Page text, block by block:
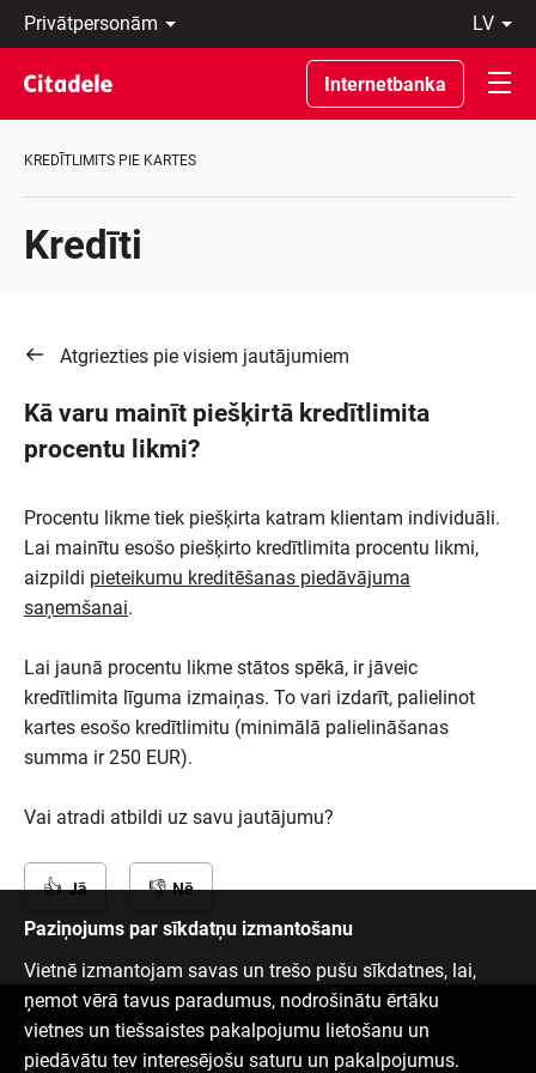
Privātpersonām
Uzņēmumiem
Private
Banking
Par
C
lv
Latviski
По-
русски
In
Internetbanka
KREDĪTLIMITS PIE KARTES
Kredīti
Atgriezties pie visiem jautājumiem
Kā varu mainīt piešķirtā kredītlimita
procentu likmi?
Procentu likme tiek piešķirta katram klientam individuāli.
Lai mainītu esošo piešķirto kredītlimita procentu likmi,
aizpildi pieteikumu kreditēšanas piedāvājuma
saņemšanai.
Lai jaunā procentu likme stātos spēkā, ir jāveic
kredītlimita līguma izmaiņas. To vari izdarīt, palielinot
kartes esošo kredītlimitu (minimālā palielināšanas
summa ir 250 EUR).
Vai atradi atbildi uz savu jautājumu?
Jā Nē
Paziņojums par sīkdatņu izmantošanu
Vietnē izmantojam savas un trešo pušu sīkdatnes, lai,
ņemot vērā tavus paradumus, nodrošinātu ērtāku
vietnes un tiešsaistes pakalpojumu lietošanu un
piedāvātu tev interesējošu saturu un pakalpojumus.
Sazinies ar mums